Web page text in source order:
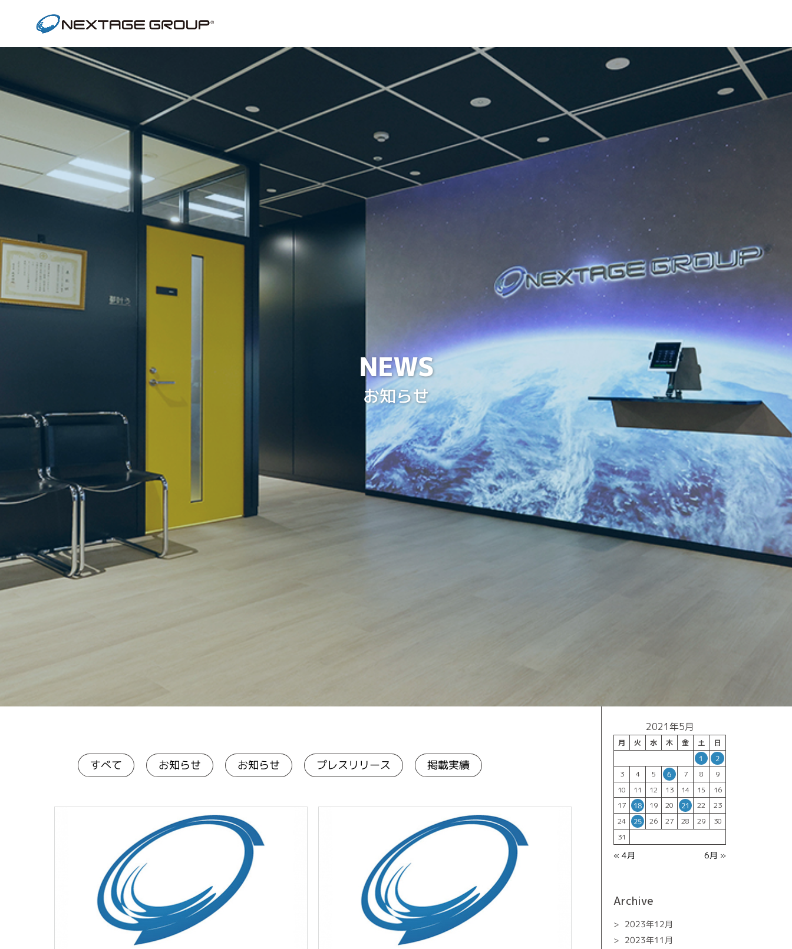
NEWS
お知らせ
すべて お知らせ お知らせ プレスリリース 掲載実績
2021年5月
月 火 水 木 金 土 日
1 2
3 4 5 6 7 8
9
10
11 12 13 14 15
16
17
18 19 20 21 22
23
24
25 26 27 28 29
30
31
« 4月 6月 »
Archive
2023年12月
2023年11月